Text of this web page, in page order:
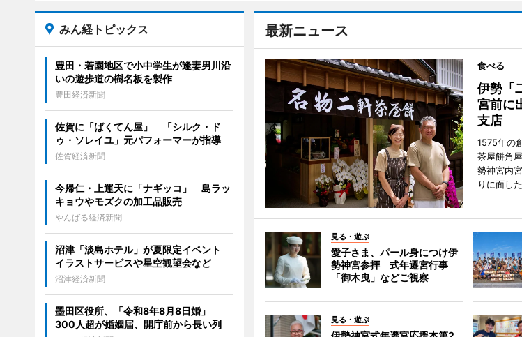
最新ニュース
食べる
伊勢「
宮前に
支店
1575年の
茶屋餅角
勢神宮内
りに面し
見る・遊ぶ
愛子さま、パール身につけ伊
勢神宮参拝 式年遷宮行事
「御木曳」などご視察
見る・遊ぶ
みん経トピックス
豊田・若園地区で小中学生が逢妻男川沿
いの遊歩道の樹名板を製作
豊田経済新聞
佐賀に「ばくてん屋」 「シルク・ド
ゥ・ソレイユ」元パフォーマーが指導
佐賀経済新聞
今帰仁・上運天に「ナギッコ」 島ラッ
キョウやモズクの加工品販売
やんばる経済新聞
沼津「淡島ホテル」が夏限定イベント
イラストサービスや星空観望会など
沼津経済新聞
墨田区役所、「令和8年8月8日婚」
300人超が婚姻届、開庁前から長い列